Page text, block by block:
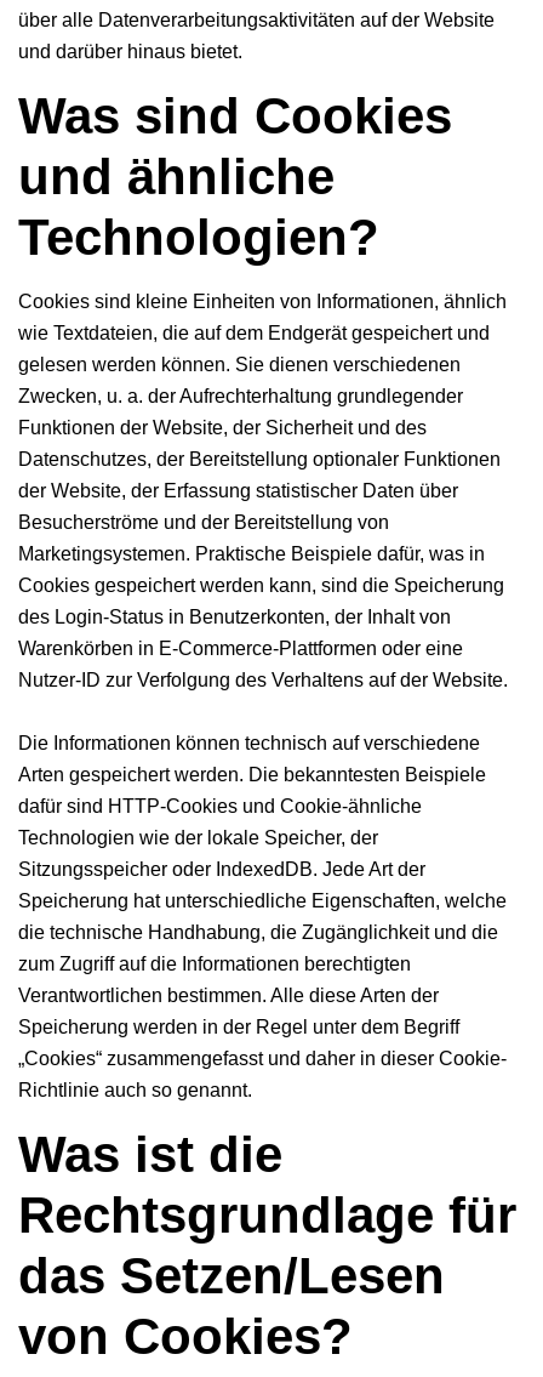
über alle Datenverarbeitungsaktivitäten auf der Website
und darüber hinaus bietet.
Was sind Cookies
und ähnliche
Technologien?
Cookies sind kleine Einheiten von Informationen, ähnlich
wie Textdateien, die auf dem Endgerät gespeichert und
gelesen werden können. Sie dienen verschiedenen
Zwecken, u. a. der Aufrechterhaltung grundlegender
Funktionen der Website, der Sicherheit und des
Datenschutzes, der Bereitstellung optionaler Funktionen
der Website, der Erfassung statistischer Daten über
Besucherströme und der Bereitstellung von
Marketingsystemen. Praktische Beispiele dafür, was in
Cookies gespeichert werden kann, sind die Speicherung
des Login-Status in Benutzerkonten, der Inhalt von
Warenkörben in E-Commerce-Plattformen oder eine
Nutzer-ID zur Verfolgung des Verhaltens auf der Website.
Die Informationen können technisch auf verschiedene
Arten gespeichert werden. Die bekanntesten Beispiele
dafür sind HTTP-Cookies und Cookie-ähnliche
Technologien wie der lokale Speicher, der
Sitzungsspeicher oder IndexedDB. Jede Art der
Speicherung hat unterschiedliche Eigenschaften, welche
die technische Handhabung, die Zugänglichkeit und die
zum Zugriff auf die Informationen berechtigten
Verantwortlichen bestimmen. Alle diese Arten der
Speicherung werden in der Regel unter dem Begriff
„Cookies“ zusammengefasst und daher in dieser Cookie-
Richtlinie auch so genannt.
Was ist die
Rechtsgrundlage für
das Setzen/Lesen
von Cookies?